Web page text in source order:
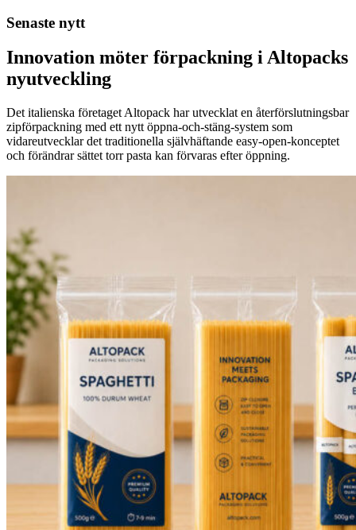
Senaste nytt
Innovation möter förpackning i Altopacks
nyutveckling
Det italienska företaget Altopack har utvecklat en återförslutningsbar
zipförpackning med ett nytt öppna-och-stäng-system som
vidareutvecklar det traditionella självhäftande easy-open-konceptet
och förändrar sättet torr pasta kan förvaras efter öppning.